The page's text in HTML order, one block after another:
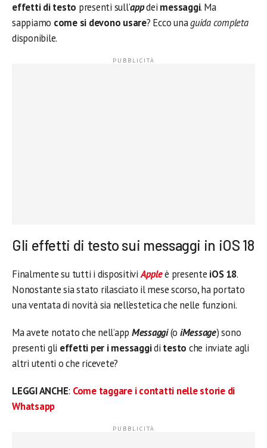
effetti di testo presenti sull’appdei messaggi. Ma
sappiamo come si devono usare? Ecco unaguida completa
disponibile.
Gli effetti di testo sui messaggi in iOS 18
Finalmente su tutti i dispositiviAppleè presente iOS 18.
Nonostante sia stato rilasciato il mese scorso, ha portato
una ventata di novità sia nell’estetica che nelle funzioni.
Ma avete notato che nell’app Messaggi(o iMessage) sono
presenti gli effetti per i messaggidi testo che inviate agli
altri utenti o che ricevete?
LEGGI ANCHE: Come taggare i contatti nelle storie di
Whatsapp